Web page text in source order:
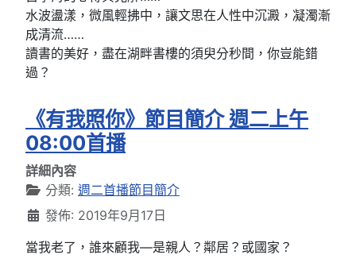
水波盪漾，微風輕拂中，讓文思在人性中沉澱，凝濁漸
成清流……
讀書的美好，盡在湖畔書樓的須臾分秒間，你豈能錯
過？
《有我照你》節目簡介 週二上午
08:00首播
詳細內容
分類: 週二首播節目簡介
發佈: 2019年9月17日
當我老了，誰來顧我—是親人？鄰居？或國家？